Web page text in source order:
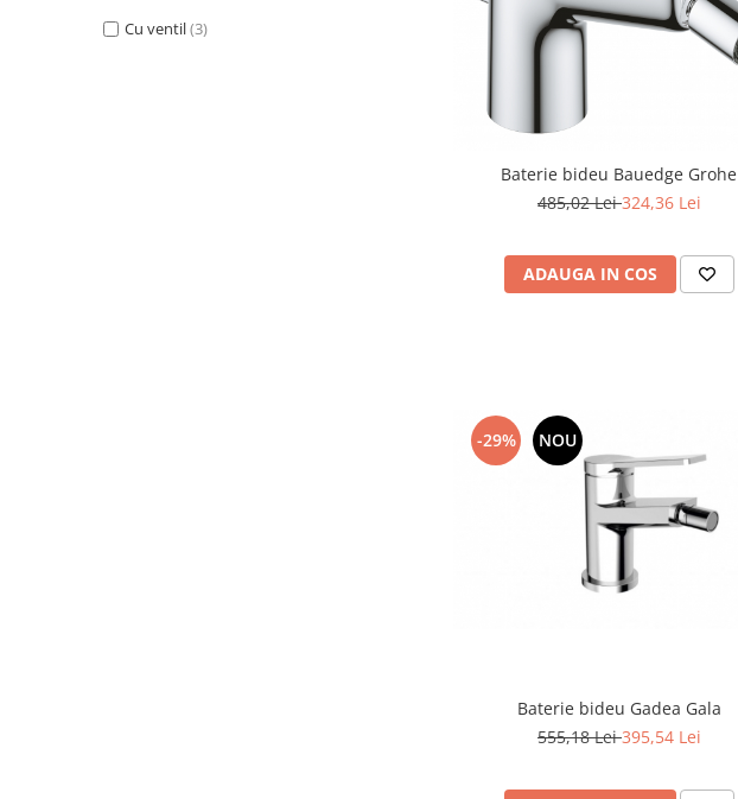
Cu ventil(3)
Baterie bideu Bauedge Grohe
485,02 Lei324,36 Lei
ADAUGA IN COS
-29% NOU
Baterie bideu Gadea Gala
555,18 Lei395,54 Lei